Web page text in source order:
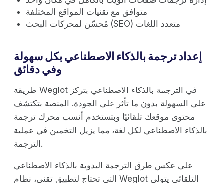
متوافق مع تقنيات المواقع المختلفة
مُحسّن لمحركات البحث (SEO) متعدد اللغات
إعداد ترجمة بالذكاء الاصطناعي بكل سهولة
وفي دقائق
طريقة Weglot في الترجمة بالذكاء الاصطناعي بتركز
على السهولة بدون ما تأثر على الجودة. المنصة بتكتشف
محتوى موقعك تلقائيًا وبتستخدم أنسب محرك ترجمة
بالذكاء الاصطناعي لكل لغة، مما يزيل التخمين في عملية
الترجمة.
على عكس طرق الترجمة اليدوية بالذكاء الاصطناعي
التي تحتاج لتطبيق تقني، نظام Weglot التلقائي يتولى